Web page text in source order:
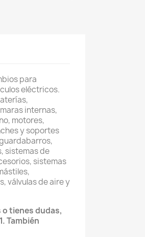
para
eléctricos.
internas,
motores,
y soportes
sistemas de
sistemas
válvulas de aire y
tienes dudas,
También